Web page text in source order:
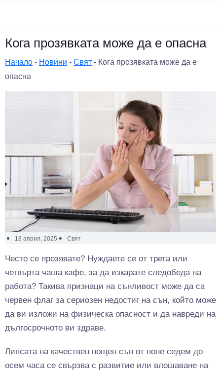
Кога прозявката може да е опасна
Начало - Новини - Свят - Кога прозявката може да е
опасна
18 април, 2025 Свят
Често се прозявате? Нуждаете се от трета или
четвърта чаша кафе, за да изкарате следобеда на
работа? Такива признаци на сънливост може да са
червен флаг за сериозен недостиг на сън, който може
да ви изложи на физическа опасност и да навреди на
дългосрочното ви здраве.
Липсата на качествен нощен сън от поне седем до
осем часа се свързва с развитие или влошаване на